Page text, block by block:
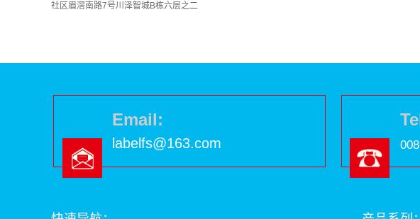
社区眉滘南路7号川泽智城B栋六层之二
Email:
labelfs@163.com